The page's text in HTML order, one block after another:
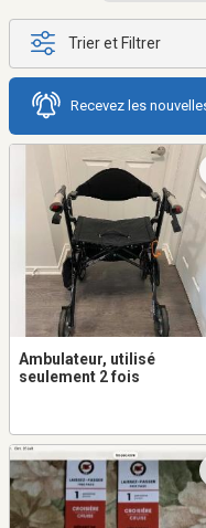
Trier et Filtrer
Recevez les
Ambulateur, utilisé
seulement 2 fois